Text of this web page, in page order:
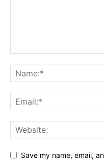
Save my name, email,